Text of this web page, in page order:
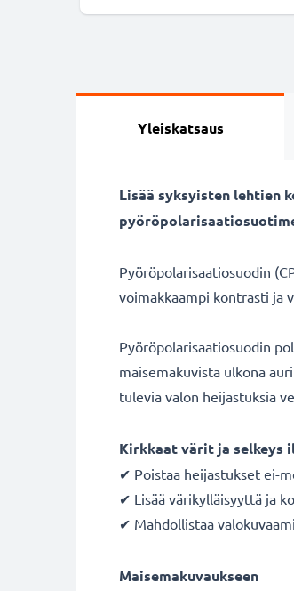
Yleiskatsaus
Lisää syksyisten lehtien
Pyöröpolarisaatiosuodin
voimakkaampi kontrasti ja
Pyöröpolarisaatiosuodin
maisemakuvista ulkona
tulevia valon heijastuksia
Kirkkaat värit ja selkeys
✔ Poistaa heijastukset ei-
✔ Lisää värikylläisyyttä ja
✔ Mahdollistaa
Maisemakuvaukseen